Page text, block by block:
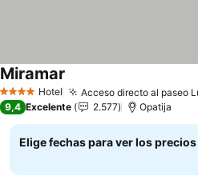
4 EstrellasHotel Acceso directo al paseo
Miramar
9,4 Excelente 2.577 Opatija
Elige fechas para ver los